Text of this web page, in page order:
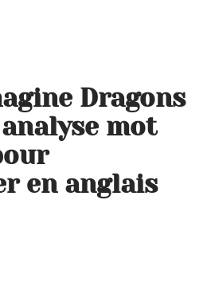
Dragons
mot
en anglais